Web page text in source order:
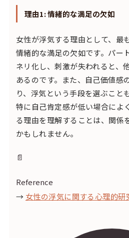
理由1: 情緒的な満足の欠如
女性が浮気する理由として、最
情緒的な満足の欠如です。パー
ネリ化し、刺激が失われると、
あるのです。また、自己価値感
り、浮気という手段を選ぶこと
特に自己肯定感が低い場合によ
る理由を理解することは、関係
かもしれません。
📄
Reference
→ 女性の浮気に関する心理的研